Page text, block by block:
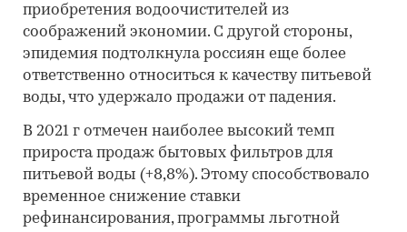
приобретения водоочистителей из
соображений экономии. С другой стороны,
эпидемия подтолкнула россиян еще более
ответственно относиться к качеству питьевой
воды, что удержало продажи от падения.
В 2021 г отмечен наиболее высокий темп
прироста продаж бытовых фильтров для
питьевой воды (+8,8%). Этому способствовало
временное снижение ставки
рефинансирования, программы льготной